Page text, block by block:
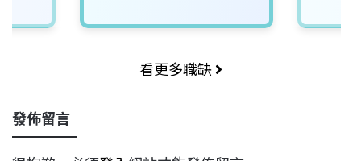
看更多職缺
發佈留言